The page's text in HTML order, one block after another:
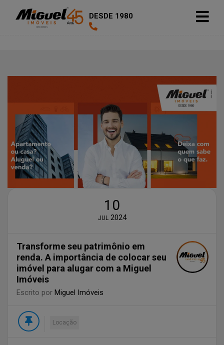
DESDE 1980
10
JUL 2024
Transforme seu patrimônio em
renda. A importância de colocar seu
imóvel para alugar com a Miguel
Imóveis
Escrito por Miguel Imóveis
Locação